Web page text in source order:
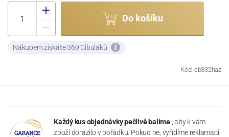
Do košíku
Nákupem získáte 369 Cibuláků
Kód: cb332haz
Každý kus objednávky pečlivě balíme , aby k vám
zboží dorazilo v pořádku. Pokud ne, vyřídíme reklamaci